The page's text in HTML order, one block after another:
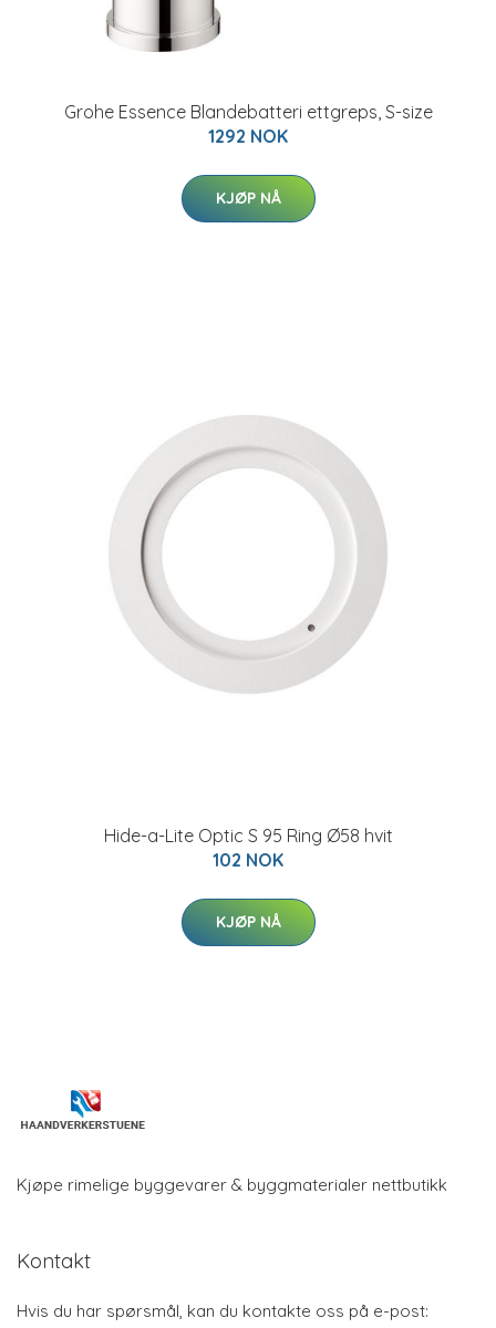
Grohe Essence Blandebatteri ettgreps, S-size
1292 NOK
KJØP NÅ
Hide-a-Lite Optic S 95 Ring Ø58 hvit
102 NOK
KJØP NÅ
Kjøpe rimelige byggevarer & byggmaterialer nettbutikk
Kontakt
Hvis du har spørsmål, kan du kontakte oss på e-post: